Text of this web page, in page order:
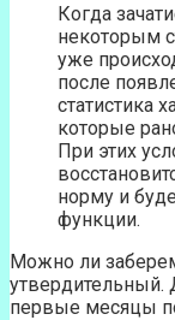
Когда
некоторым
уже
после
статистика
которые
При этих
норму и
функции.
Можно ли
утвердительный.
первые месяцы